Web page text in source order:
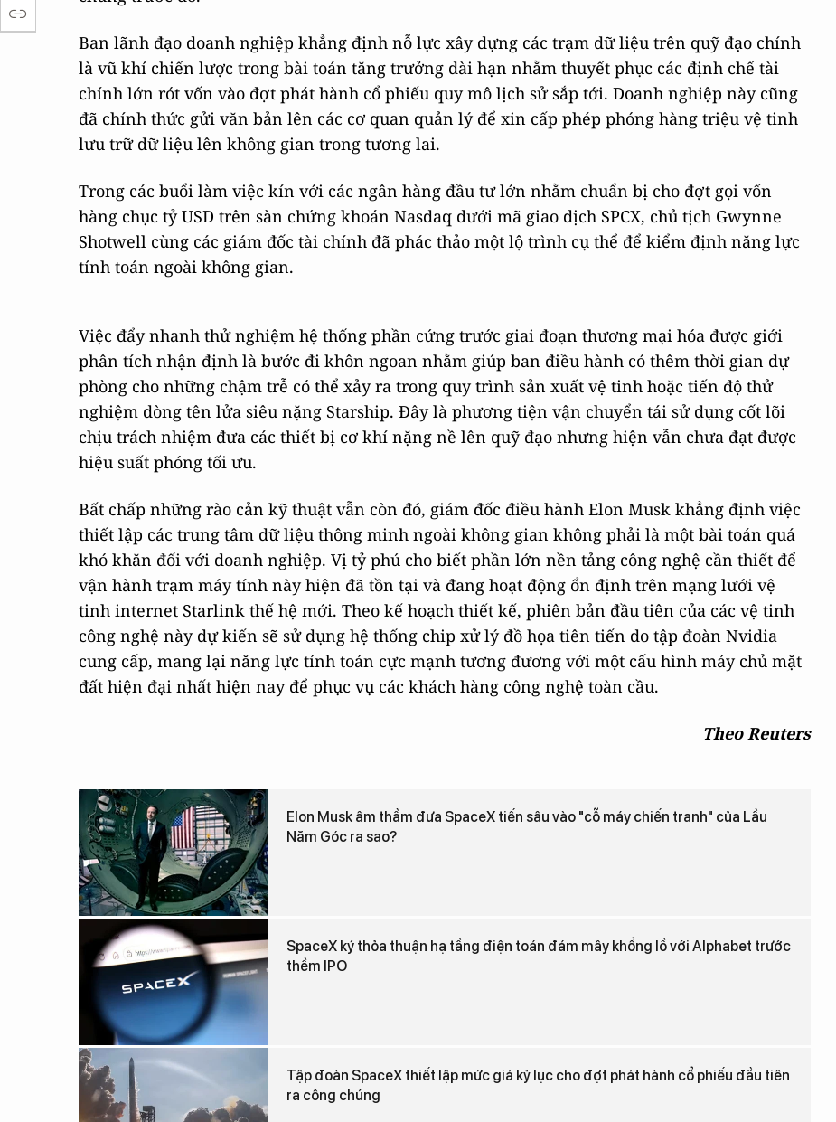
Ban lãnh đạo doanh nghiệp khẳng định nỗ lực xây dựng các trạm dữ liệu trên quỹ đạo chính
là vũ khí chiến lược trong bài toán tăng trưởng dài hạn nhằm thuyết phục các định chế tài
chính lớn rót vốn vào đợt phát hành cổ phiếu quy mô lịch sử sắp tới. Doanh nghiệp này cũng
đã chính thức gửi văn bản lên các cơ quan quản lý để xin cấp phép phóng hàng triệu vệ tinh
lưu trữ dữ liệu lên không gian trong tương lai.
Trong các buổi làm việc kín với các ngân hàng đầu tư lớn nhằm chuẩn bị cho đợt gọi vốn
hàng chục tỷ USD trên sàn chứng khoán Nasdaq dưới mã giao dịch SPCX, chủ tịch Gwynne
Shotwell cùng các giám đốc tài chính đã phác thảo một lộ trình cụ thể để kiểm định năng lực
tính toán ngoài không gian.
Việc đẩy nhanh thử nghiệm hệ thống phần cứng trước giai đoạn thương mại hóa được giới
phân tích nhận định là bước đi khôn ngoan nhằm giúp ban điều hành có thêm thời gian dự
phòng cho những chậm trễ có thể xảy ra trong quy trình sản xuất vệ tinh hoặc tiến độ thử
nghiệm dòng tên lửa siêu nặng Starship. Đây là phương tiện vận chuyển tái sử dụng cốt lõi
chịu trách nhiệm đưa các thiết bị cơ khí nặng nề lên quỹ đạo nhưng hiện vẫn chưa đạt được
hiệu suất phóng tối ưu.
Bất chấp những rào cản kỹ thuật vẫn còn đó, giám đốc điều hành Elon Musk khẳng định việc
thiết lập các trung tâm dữ liệu thông minh ngoài không gian không phải là một bài toán quá
khó khăn đối với doanh nghiệp. Vị tỷ phú cho biết phần lớn nền tảng công nghệ cần thiết để
vận hành trạm máy tính này hiện đã tồn tại và đang hoạt động ổn định trên mạng lưới vệ
tinh internet Starlink thế hệ mới. Theo kế hoạch thiết kế, phiên bản đầu tiên của các vệ tinh
công nghệ này dự kiến sẽ sử dụng hệ thống chip xử lý đồ họa tiên tiến do tập đoàn Nvidia
cung cấp, mang lại năng lực tính toán cực mạnh tương đương với một cấu hình máy chủ mặt
đất hiện đại nhất hiện nay để phục vụ các khách hàng công nghệ toàn cầu.
Theo Reuters
Elon Musk âm thầm đưa SpaceX tiến sâu vào "cỗ máy chiến tranh" của Lầu
Năm Góc ra sao?
SpaceX ký thỏa thuận hạ tầng điện toán đám mây khổng lồ với Alphabet trước
thềm IPO
Tập đoàn SpaceX thiết lập mức giá kỷ lục cho đợt phát hành cổ phiếu đầu tiên
ra công chúng